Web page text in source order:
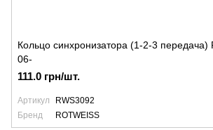
Кольцо синхронизатора (1-2-3 передача)
06-
111.0 грн/шт.
Артикул
RWS3092
Бренд
ROTWEISS